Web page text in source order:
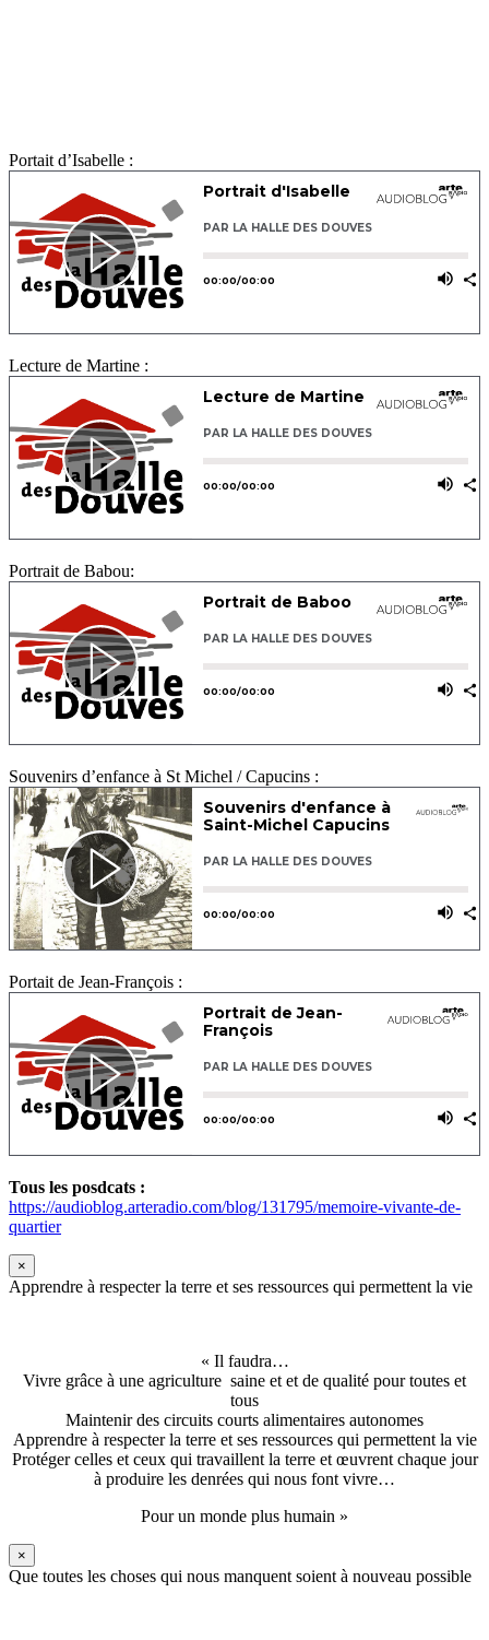
Portait d’Isabelle :
Lecture de Martine :
Portrait de Babou:
Souvenirs d’enfance à St Michel / Capucins :
Portait de Jean-François :
Tous les posdcats :
https://audioblog.arteradio.com/blog/131795/memoire-vivante-de-
quartier
×
Apprendre à respecter la terre et ses ressources qui permettent la vie
« Il faudra…
Vivre grâce à une agriculture saine et et de qualité pour toutes et
tous
Maintenir des circuits courts alimentaires autonomes
Apprendre à respecter la terre et ses ressources qui permettent la vie
Protéger celles et ceux qui travaillent la terre et œuvrent chaque jour
à produire les denrées qui nous font vivre…
Pour un monde plus humain »
×
Que toutes les choses qui nous manquent soient à nouveau possible